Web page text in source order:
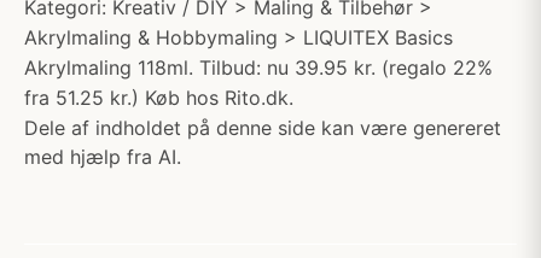
Kategori: Kreativ / DIY > Maling & Tilbehør >
Akrylmaling & Hobbymaling > LIQUITEX Basics
Akrylmaling 118ml. Tilbud: nu 39.95 kr. (regalo 22%
fra 51.25 kr.) Køb hos Rito.dk.
Dele af indholdet på denne side kan være genereret
med hjælp fra AI.